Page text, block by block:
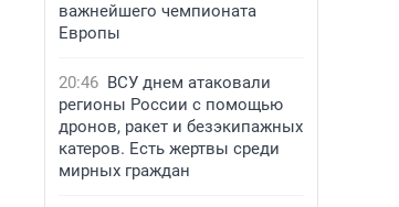
важнейшего чемпионата
Европы
20:46 ВСУ днем атаковали
регионы России с помощью
дронов, ракет и безэкипажных
катеров. Есть жертвы среди
мирных граждан